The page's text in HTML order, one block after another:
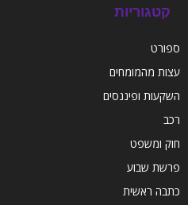
קטגוריות
ספורט
עצות מהמומחים
השקעות ופיננסים
רכב
חוק ומשפט
פרשת שבוע
כתבה ראשית